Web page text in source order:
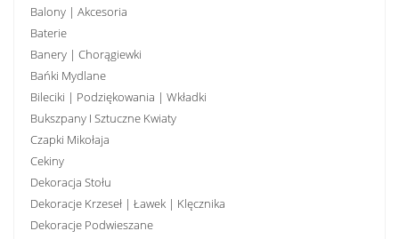
Balony | Akcesoria
Baterie
Banery | Chorągiewki
Bańki Mydlane
Bileciki | Podziękowania | Wkładki
Bukszpany I Sztuczne Kwiaty
Czapki Mikołaja
Cekiny
Dekoracja Stołu
Dekoracje Krzeseł | Ławek | Klęcznika
Dekoracje Podwieszane